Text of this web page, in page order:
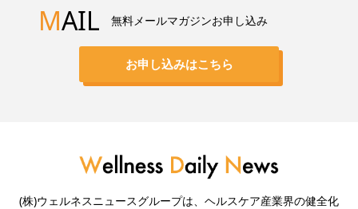
MAIL 無料メールマガジンお申し込み
お申し込みはこちら
(株)ウェルネスニュースグループは、ヘルスケア産業界の健全化